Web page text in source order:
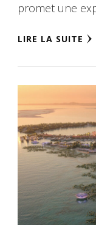
promet une
LIRE LA SUITE